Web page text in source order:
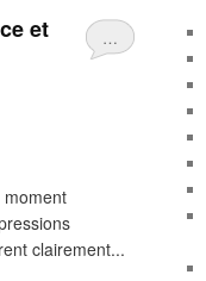
…
et
moment
clairement...